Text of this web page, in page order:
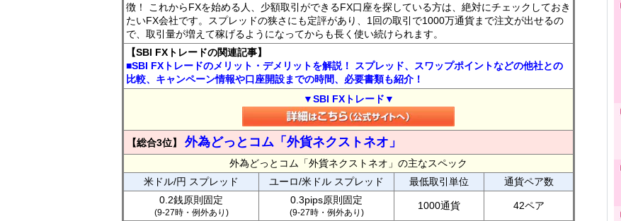
徴！ これからFXを始める人、少額取引ができるFX口座を探している方は、絶対にチェックしておき
たいFX会社です。スプレッドの狭さにも定評があり、1回の取引で1000万通貨まで注文が出せるの
で、取引量が増えて稼げるようになってからも長く使い続けられます。
【SBI FXトレードの関連記事】
■SBI FXトレードのメリット・デメリットを解説！ スプレッド、スワップポイントなどの他社との
比較、キャンペーン情報や口座開設までの時間、必要書類も紹介！
▼SBI FXトレード▼
【総合3位】 外為どっとコム「外貨ネクストネオ」
外為どっとコム「外貨ネクストネオ」の主なスペック
米ドル/円 スプレッド
ユーロ/米ドル スプレッド 最低取引単位
通貨ペア数
0.2銭原則固定
(9-27時・例外あり)
0.3pips原則固定
(9-27時・例外あり)
1000通貨 42ペア